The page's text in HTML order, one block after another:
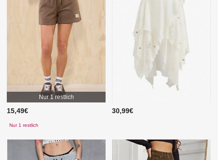
Nur 1 restlich
15,49€
Nur 1 restlich
30,99€